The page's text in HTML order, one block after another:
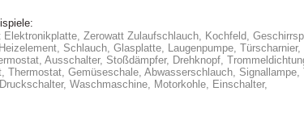
Elektronikplatte, Zerowatt Zulaufschlauch, Kochfeld,
Schlauch, Glasplatte, Laugenpumpe,
Ausschalter, Stoßdämpfer, Drehknopf,
Thermostat, Gemüseschale, Abwasserschlauch,
Waschmaschine, Motorkohle, Einschalter,